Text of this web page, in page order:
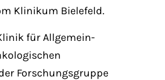
Klinikum Bielefeld.
für Allgemein-
Forschungsgruppe